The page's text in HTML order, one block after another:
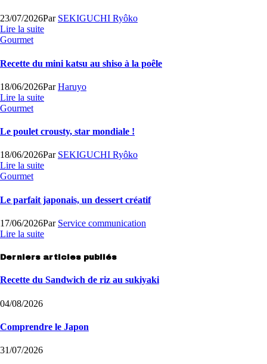
23/07/2026Par SEKIGUCHI Ryôko
Lire la suite
Gourmet
Recette du mini katsu au shiso à la poêle
18/06/2026Par Haruyo
Lire la suite
Gourmet
Le poulet crousty, star mondiale !
18/06/2026Par SEKIGUCHI Ryôko
Lire la suite
Gourmet
Le parfait japonais, un dessert créatif
17/06/2026Par Service communication
Lire la suite
Derniers articles publiés
Recette du Sandwich de riz au sukiyaki
04/08/2026
Comprendre le Japon
31/07/2026